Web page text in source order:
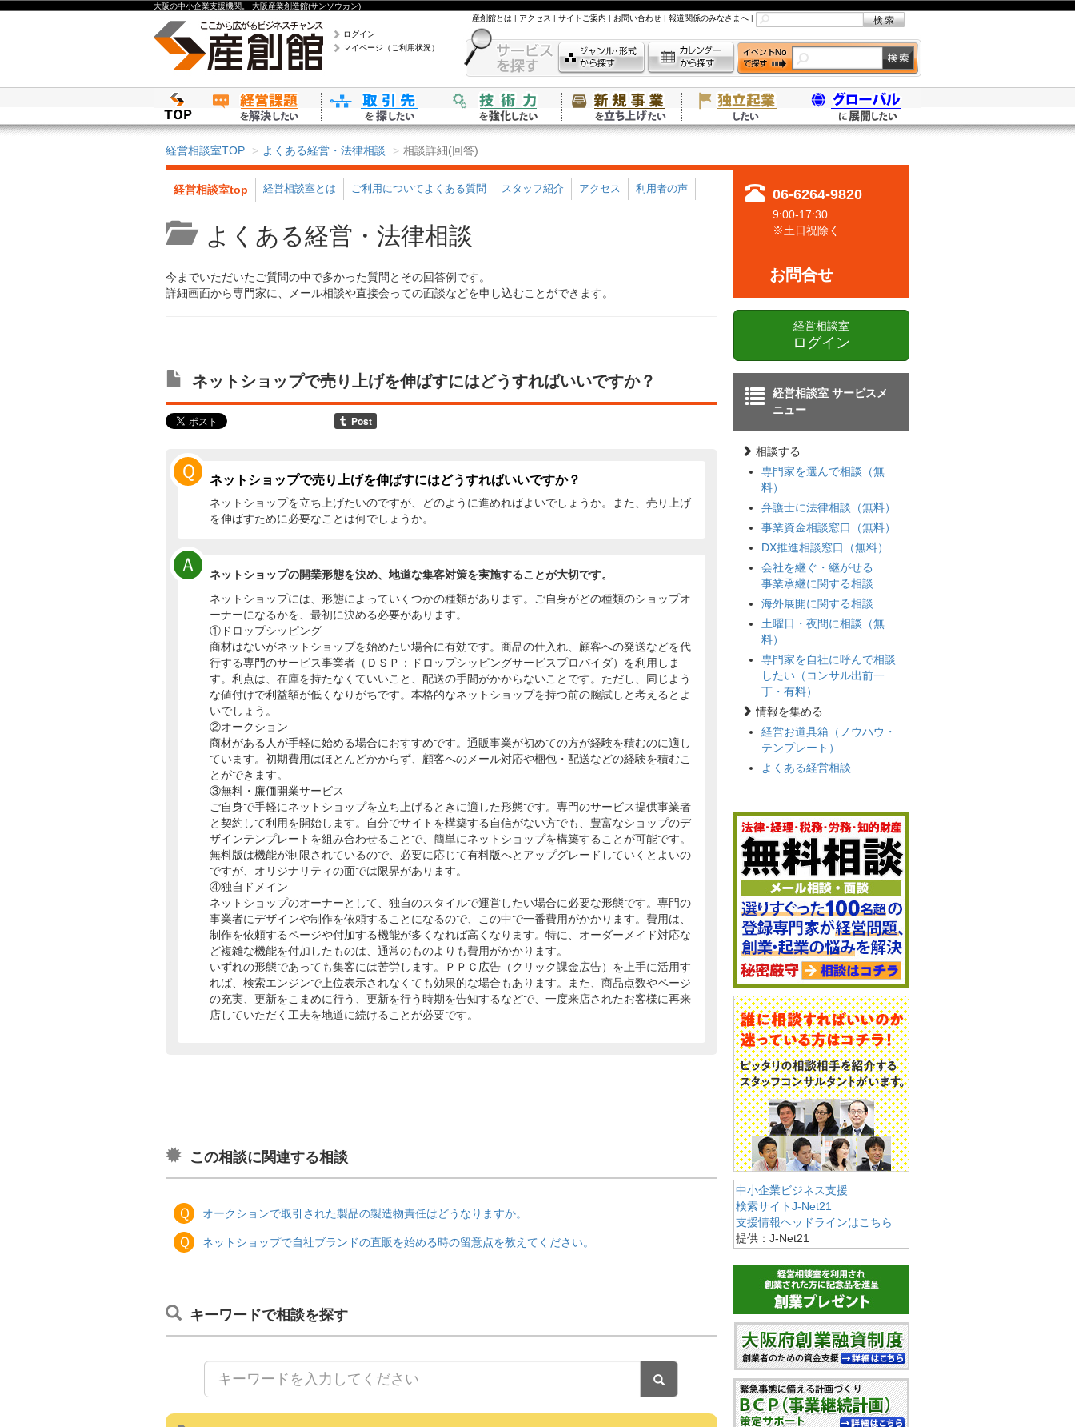
大阪の中小企業支援機関。 大阪産業創造館(サンソウカン)
ログイン
マイページ（ご利用状況）
産創館とは | アクセス | サイトご案内 | お問い合わせ | 報道関係のみなさまへ |
経営相談室TOP よくある経営・法律相談 相談詳細(回答)
経営相談室top 経営相談室とは ご利用についてよくある質問 スタッフ紹介 アクセス 利用者の声
よくある経営・法律相談
今までいただいたご質問の中で多かった質問とその回答例です。
詳細画面から専門家に、メール相談や直接会っての面談などを申し込むことができます。
ネットショップで売り上げを伸ばすにはどうすればいいですか？
Ｑ ネットショップで売り上げを伸ばすにはどうすればいいですか？
ネットショップを立ち上げたいのですが、どのように進めればよいでしょうか。また、売り上げ
を伸ばすために必要なことは何でしょうか。
Ａ
ネットショップの開業形態を決め、地道な集客対策を実施することが大切です。
ネットショップには、形態によっていくつかの種類があります。ご自身がどの種類のショップオ
ーナーになるかを、最初に決める必要があります。
①ドロップシッピング
商材はないがネットショップを始めたい場合に有効です。商品の仕入れ、顧客への発送などを代
行する専門のサービス事業者（ＤＳＰ：ドロップシッピングサービスプロバイダ）を利用しま
す。利点は、在庫を持たなくていいこと、配送の手間がかからないことです。ただし、同じよう
な値付けで利益額が低くなりがちです。本格的なネットショップを持つ前の腕試しと考えるとよ
いでしょう。
②オークション
商材がある人が手軽に始める場合におすすめです。通販事業が初めての方が経験を積むのに適し
ています。初期費用はほとんどかからず、顧客へのメール対応や梱包・配送などの経験を積むこ
とができます。
③無料・廉価開業サービス
ご自身で手軽にネットショップを立ち上げるときに適した形態です。専門のサービス提供事業者
と契約して利用を開始します。自分でサイトを構築する自信がない方でも、豊富なショップのデ
ザインテンプレートを組み合わせることで、簡単にネットショップを構築することが可能です。
無料版は機能が制限されているので、必要に応じて有料版へとアップグレードしていくとよいの
ですが、オリジナリティの面では限界があります。
④独自ドメイン
ネットショップのオーナーとして、独自のスタイルで運営したい場合に必要な形態です。専門の
事業者にデザインや制作を依頼することになるので、この中で一番費用がかかります。費用は、
制作を依頼するページや付加する機能が多くなれば高くなります。特に、オーダーメイド対応な
ど複雑な機能を付加したものは、通常のものよりも費用がかかります。
いずれの形態であっても集客には苦労します。ＰＰＣ広告（クリック課金広告）を上手に活用す
れば、検索エンジンで上位表示されなくても効果的な場合もあります。また、商品点数やページ
の充実、更新をこまめに行う、更新を行う時期を告知するなどで、一度来店されたお客様に再来
店していただく工夫を地道に続けることが必要です。
この相談に関連する相談
Ｑ オークションで取引された製品の製造物責任はどうなりますか。
Ｑ ネットショップで自社ブランドの直販を始める時の留意点を教えてください。
キーワードで相談を探す
06-6264-9820
9:00-17:30
※土日祝除く
お問合せ
経営相談室
ログイン
経営相談室 サービスメ
ニュー
相談する
専門家を選んで相談（無
料）
弁護士に法律相談（無料）
事業資金相談窓口（無料）
DX推進相談窓口（無料）
会社を継ぐ・継がせる
事業承継に関する相談
海外展開に関する相談
土曜日・夜間に相談（無
料）
専門家を自社に呼んで相談
したい（コンサル出前一
丁・有料）
情報を集める
経営お道具箱（ノウハウ・
テンプレート）
よくある経営相談
中小企業ビジネス支援
検索サイトJ-Net21
支援情報ヘッドラインはこちら
提供：J-Net21